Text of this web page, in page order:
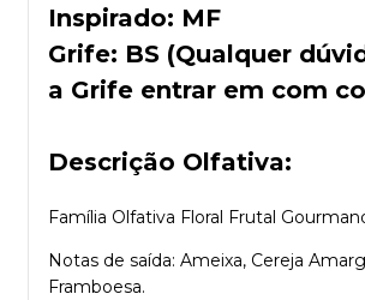
Inspirado: MF
Grife: BS (Qualquer
a Grife entrar em com
Descrição Olfativa:
Família Olfativa Floral Frutal
Notas de saída: Ameixa, Cereja
Framboesa.